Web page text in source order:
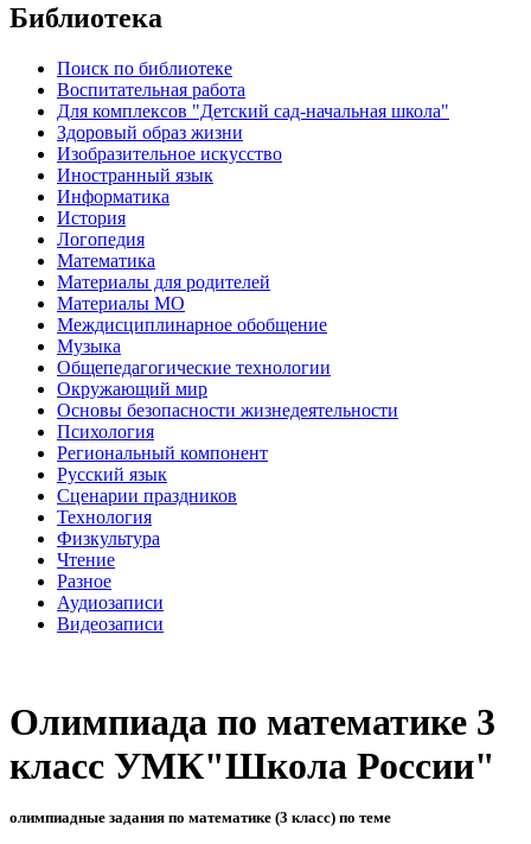
Библиотека
Поиск по библиотеке
Воспитательная работа
Для комплексов "Детский сад-начальная школа"
Здоровый образ жизни
Изобразительное искусство
Иностранный язык
Информатика
История
Логопедия
Математика
Материалы для родителей
Материалы МО
Междисциплинарное обобщение
Музыка
Общепедагогические технологии
Окружающий мир
Основы безопасности жизнедеятельности
Психология
Региональный компонент
Русский язык
Сценарии праздников
Технология
Физкультура
Чтение
Разное
Аудиозаписи
Видеозаписи
Олимпиада по математике 3
класс УМК"Школа России"
олимпиадные задания по математике (3 класс) по теме